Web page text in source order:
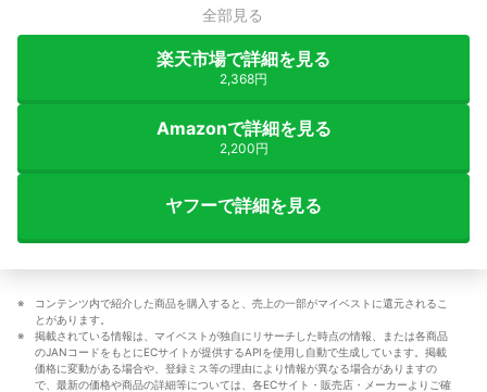
全部見る
楽天市場で詳細を見る
2,368円
Amazonで詳細を見る
2,200円
ヤフーで詳細を見る
コンテンツ内で紹介した商品を購入すると、売上の一部がマイベストに還元されるこ
とがあります。
掲載されている情報は、マイベストが独自にリサーチした時点の情報、または各商品
のJANコードをもとにECサイトが提供するAPIを使用し自動で生成しています。掲載
価格に変動がある場合や、登録ミス等の理由により情報が異なる場合がありますの
で、最新の価格や商品の詳細等については、各ECサイト・販売店・メーカーよりご確